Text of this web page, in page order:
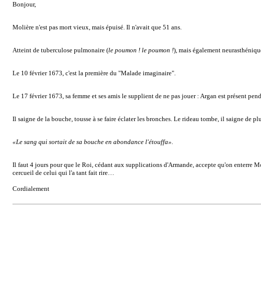
Bonjour,
Molière n'est pas mort vieux, mais épuisé. Il n'avait que 51 ans.
Atteint de tuberculose pulmonaire (le poumon ! le poumon !), mais également
Le 10 février 1673, c'est la première du "Malade imaginaire".
Le 17 février 1673, sa femme et ses amis le supplient de ne pas jouer : Argan est présent
Il saigne de la bouche, tousse à se faire éclater les bronches. Le rideau tombe, il saigne de
«Le sang qui sortait de sa bouche en abondance l'étouffa».
Il faut 4 jours pour que le Roi, cédant aux supplications d'Armande, accepte qu'on enterre
cercueil de celui qui l'a tant fait rire…
Cordialement